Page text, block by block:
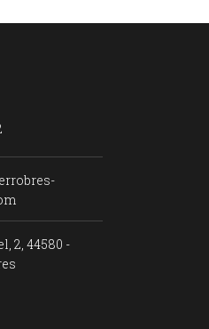
2, 44580 -